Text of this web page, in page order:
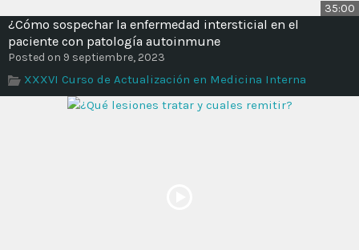
35:00
¿Cómo sospechar la enfermedad intersticial en el
paciente con patología autoinmune
Posted on 9 septiembre, 2023
XXXVI Curso de Actualización en Medicina Interna